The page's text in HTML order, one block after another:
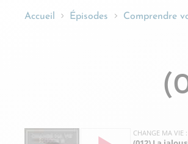
Accueil Épisodes Comprendre